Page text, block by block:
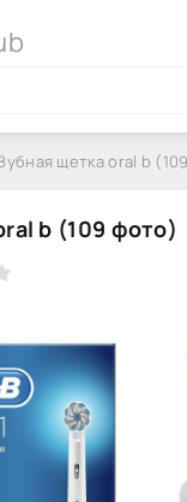
щетка oral b
b (109 фото)